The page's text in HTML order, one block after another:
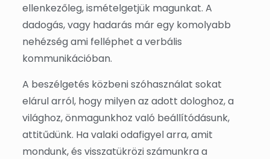
ellenkezőleg, ismételgetjük magunkat. A
dadogás, vagy hadarás már egy komolyabb
nehézség ami felléphet a verbális
kommunikációban.
A beszélgetés közbeni szóhasználat sokat
elárul arról, hogy milyen az adott dologhoz, a
világhoz, önmagunkhoz való beállítódásunk,
attitűdünk. Ha valaki odafigyel arra, amit
mondunk, és visszatükrözi számunkra a